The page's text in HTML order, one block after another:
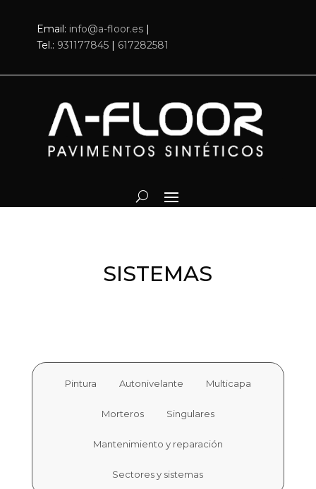
Email: info@a-floor.es |
Tel.: 931177845 | 617282581
SISTEMAS
Pintura Autonivelante Multicapa
Morteros Singulares
Mantenimiento y reparación
Sectores y sistemas